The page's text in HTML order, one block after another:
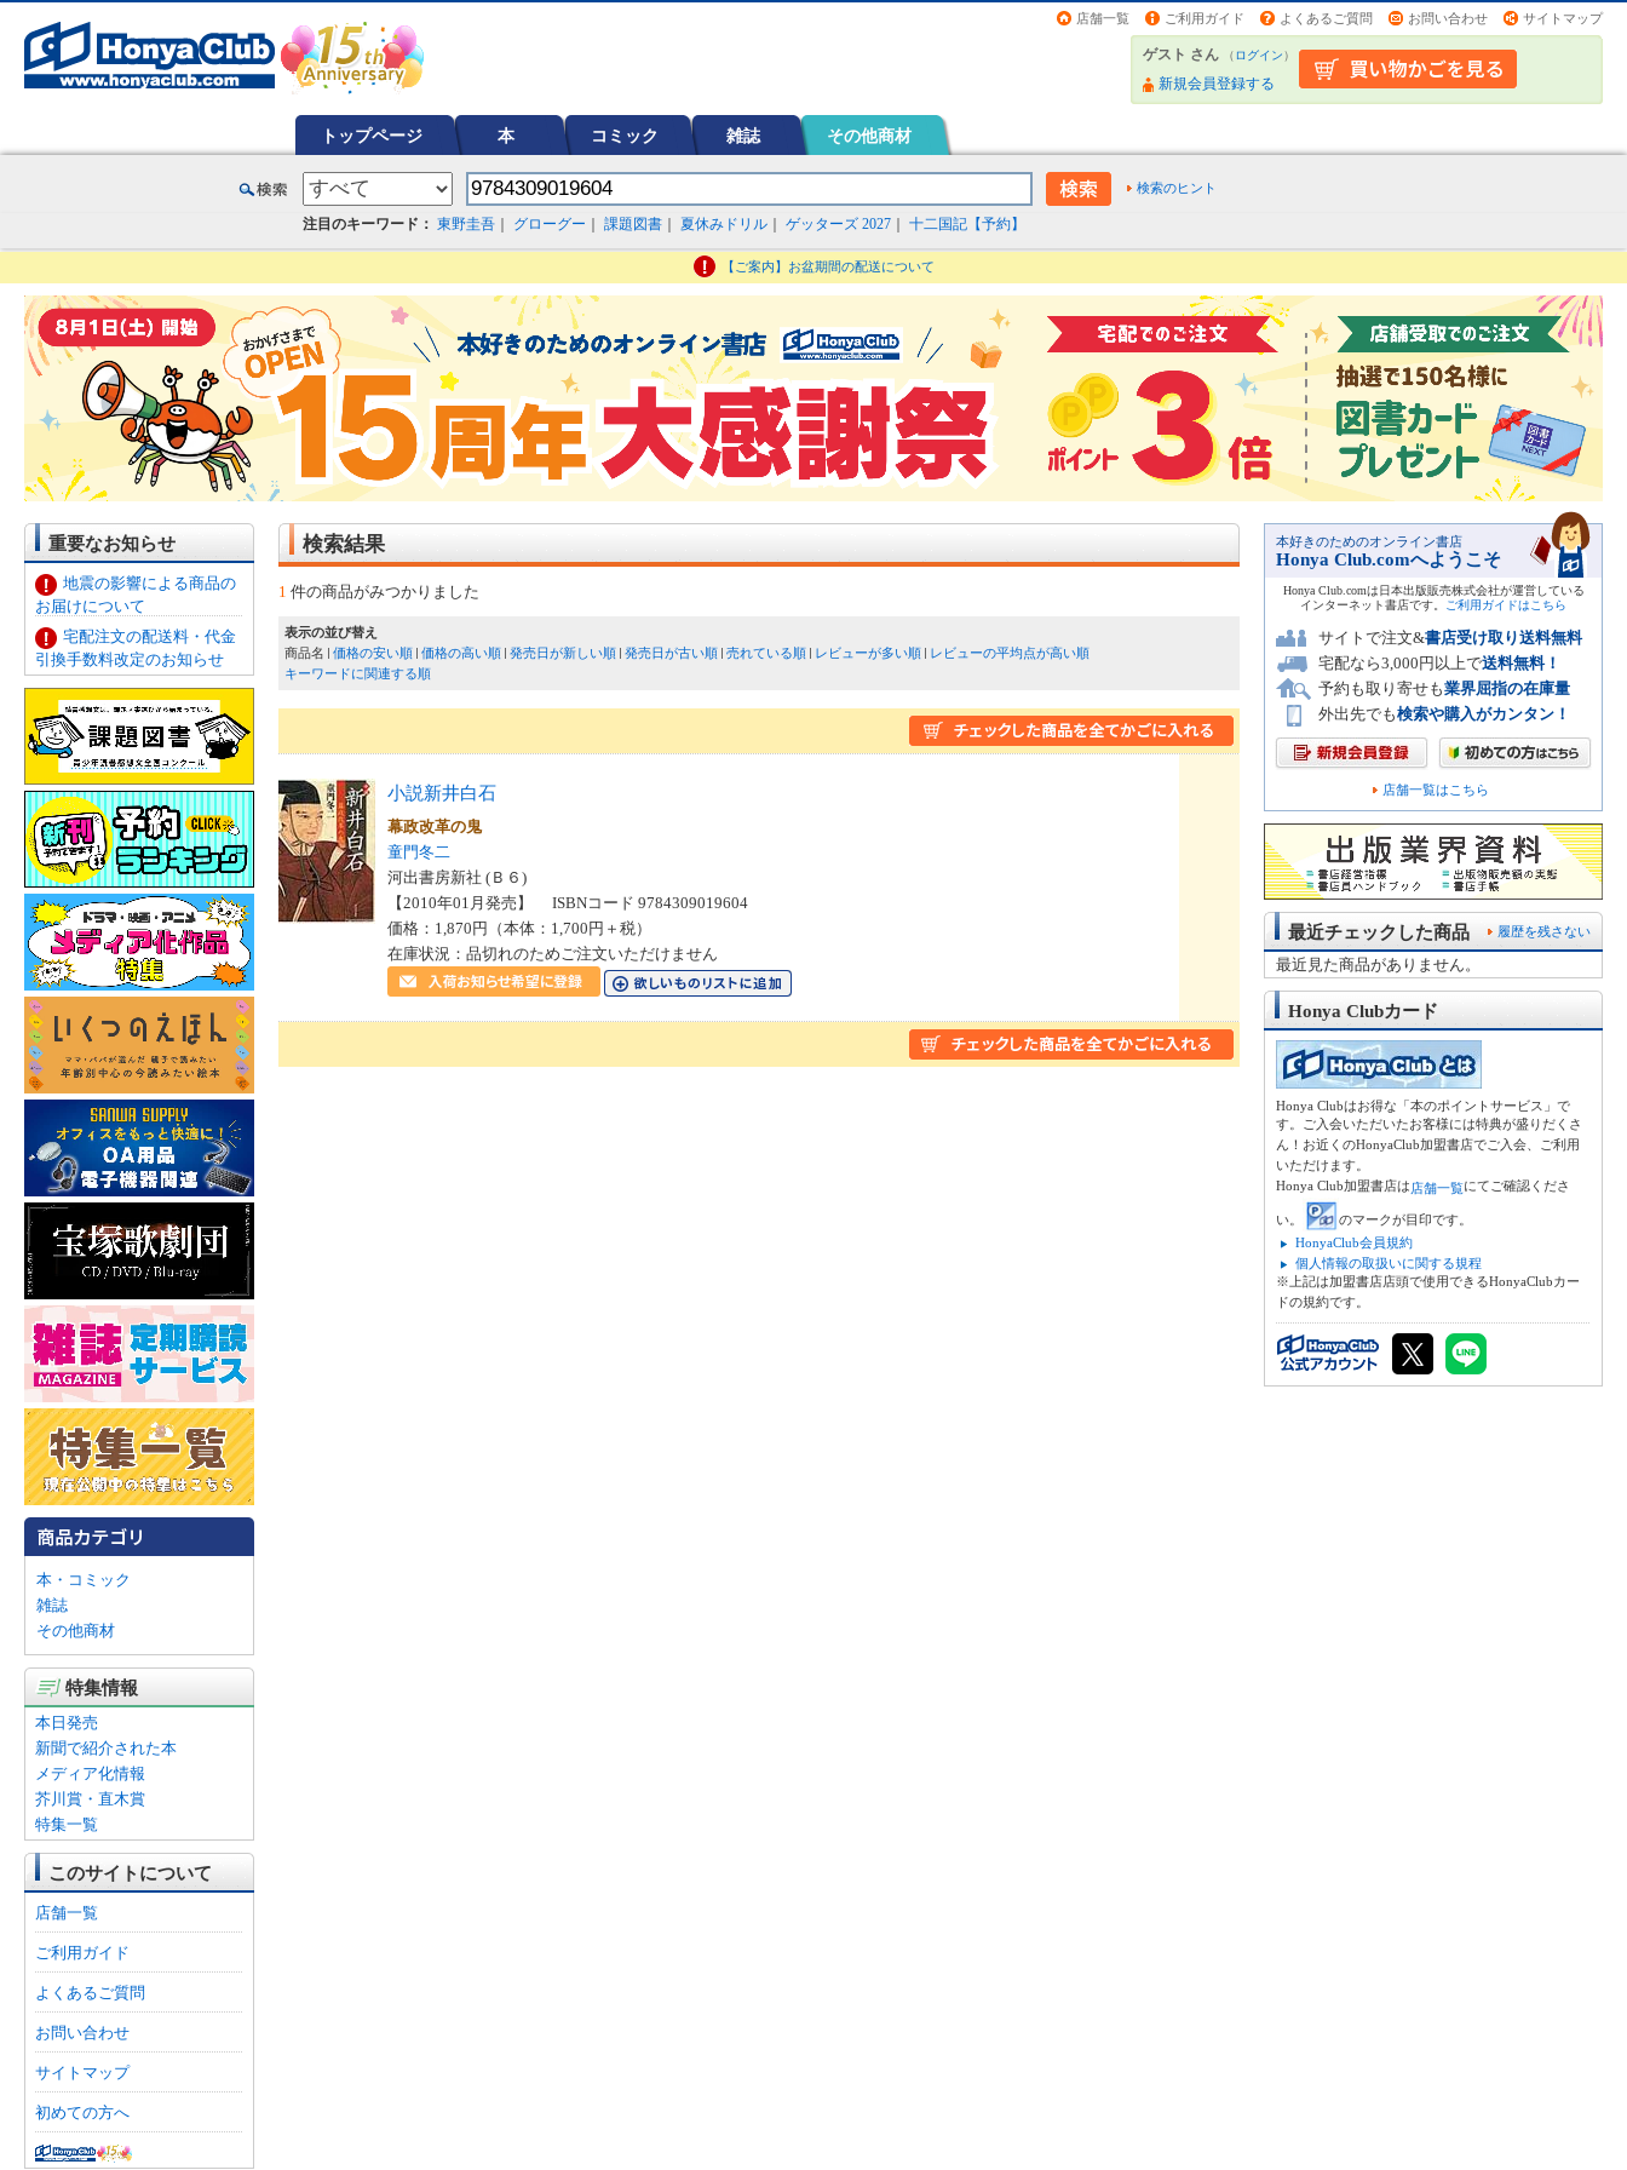
店舗一覧 ご利用ガイド よくあるご質問 お問い合わせ サイトマップ
ゲスト さん （ログイン）
新規会員登録する
トップページ 本 コミック 雑誌 その他商材
検索のヒント
注目のキーワード： 東野圭吾 グローグー 課題図書 夏休みドリル ゲッターズ 2027 十二国記【予約】
【ご案内】お盆期間の配送について
重要なお知らせ
地震の影響による商品の
お届けについて
宅配注文の配送料・代金
引換手数料改定のお知らせ
本・コミック
雑誌
その他商材
特集情報
本日発売
新聞で紹介された本
メディア化情報
芥川賞・直木賞
特集一覧
このサイトについて
店舗一覧
ご利用ガイド
よくあるご質問
お問い合わせ
サイトマップ
初めての方へ
検索結果
1 件の商品がみつかりました
表示の並び替え
商品名
価格の安い順 価格の高い順 発売日が新しい順 発売日が古い順 売れている順 レビューが多い順
レビューの平均点が高い順
キーワードに関連する順
小説新井白石
幕政改革の鬼
童門冬二
河出書房新社 (Ｂ６)
【2010年01月発売】 ISBNコード 9784309019604
価格：1,870円（本体：1,700円＋税）
在庫状況：品切れのためご注文いただけません
本好きのためのオンライン書店
Honya Club.comへようこそ
Honya Club.comは日本出版販売株式会社が運営している
インターネット書店です。
ご利用ガイドはこちら
サイトで注文&書店受け取り送料無料
宅配なら3,000円以上で送料無料！
予約も取り寄せも業界屈指の在庫量
外出先でも検索や購入がカンタン！
店舗一覧はこちら
履歴を残さない
最近チェックした商品
最近見た商品がありません。
Honya Clubカード
Honya Clubはお得な「本のポイントサービス」で
す。ご入会いただいたお客様には特典が盛りだくさ
ん！お近くのHonyaClub加盟書店でご入会、ご利用
いただけます。
Honya Club加盟書店は店舗一覧にてご確認くださ
い。
のマークが目印です。
HonyaClub会員規約
個人情報の取扱いに関する規程
※上記は加盟書店店頭で使用できるHonyaClubカー
ドの規約です。